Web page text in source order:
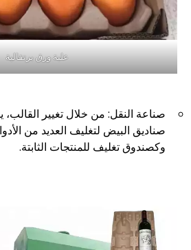
علبة ورق برتقالية
صناعة النقل: من خلال تغيير القالب،
صناديق البيض لتغليف العديد من
وكصندوق تغليف للمنتجات الثابتة.